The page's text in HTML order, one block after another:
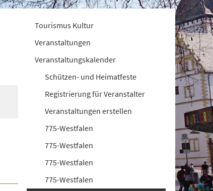
Tourismus Kultur
Veranstaltungen
Veranstaltungskalender
Schützen- und Heimatfeste
Registrierung für Veranstalter
Veranstaltungen erstellen
775-Westfalen
775-Westfalen
775-Westfalen
775-Westfalen